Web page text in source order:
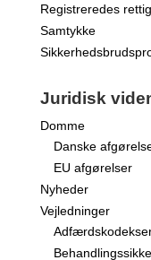
Registreredes
Samtykke
Juridisk
Domme
Danske
EU afgørelser
Nyheder
Vejledninger